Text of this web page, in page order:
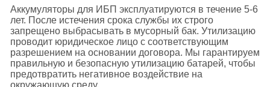
Аккумуляторы для ИБП эксплуатируются в течение 5-6
лет. После истечения срока службы их строго
запрещено выбрасывать в мусорный бак. Утилизацию
проводит юридическое лицо с соответствующим
разрешением на основании договора. Мы гарантируем
правильную и безопасную утилизацию батарей, чтобы
предотвратить негативное воздействие на
окружающую среду.